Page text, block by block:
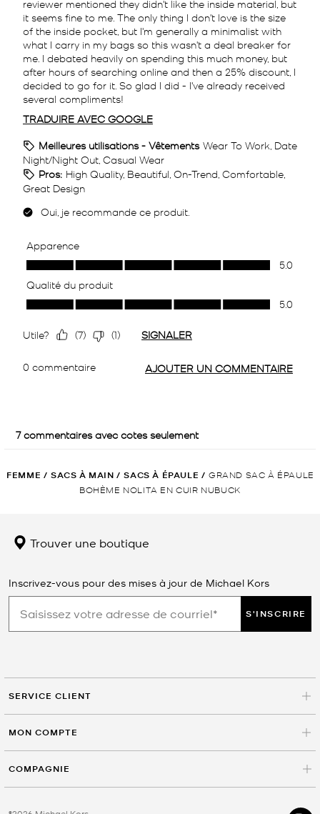
FEMME / SACS À MAIN / SACS À ÉPAULE / GRAND SAC À ÉPAULE
BOHÈME NOLITA EN CUIR NUBUCK
Trouver une boutique
Inscrivez-vous pour des mises à jour de Michael Kors
S'INSCRIRE
SERVICE CLIENT
MON COMPTE
COMPAGNIE